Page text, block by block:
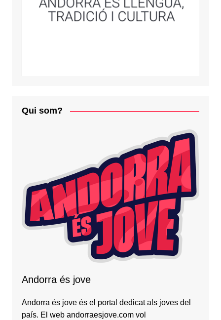
Qui som?
Andorra és jove
Andorra és jove és el portal dedicat als joves del
país. El web andorraesjove.com vol